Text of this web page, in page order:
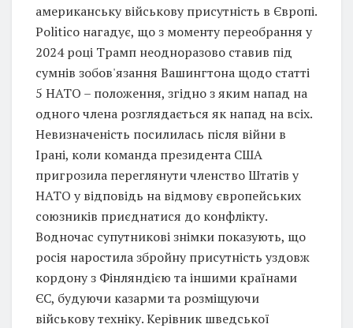
американську військову присутність в Європі.
Politico нагадує, що з моменту переобрання у
2024 році Трамп неодноразово ставив під
сумнів зобов'язання Вашингтона щодо статті
5 НАТО – положення, згідно з яким напад на
одного члена розглядається як напад на всіх.
Невизначеність посилилась після війни в
Ірані, коли команда президента США
пригрозила переглянути членство Штатів у
НАТО у відповідь на відмову європейських
союзників приєднатися до конфлікту.
Водночас супутникові знімки показують, що
росія наростила збройну присутність уздовж
кордону з Фінляндією та іншими країнами
ЄС, будуючи казарми та розміщуючи
військову техніку. Керівник шведської